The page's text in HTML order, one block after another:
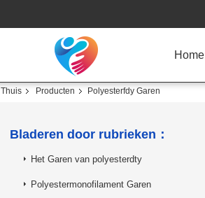
Home
Thuis Producten Polyesterfdy Garen
Bladeren door rubrieken：
Het Garen van polyesterdty
Polyestermonofilament Garen